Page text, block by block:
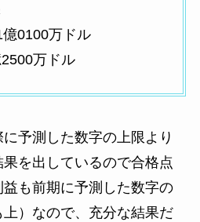
万ドル
万ドル
予測した数字の上限より
果を出しているので合格点
も前期に予測した数字の
上）なので、充分な結果だ